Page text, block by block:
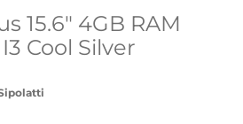
15.6" 4GB RAM
Cool Silver